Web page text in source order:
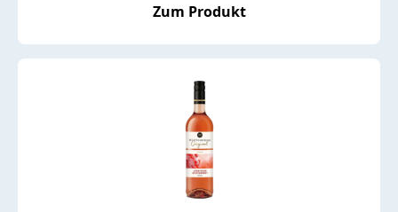
Zum Produkt